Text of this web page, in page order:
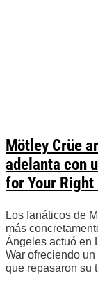
Mötley Crüe
adelanta con
for Your
Los fanáticos de
más
Ángeles actuó en
War ofreciendo
que repasaron su